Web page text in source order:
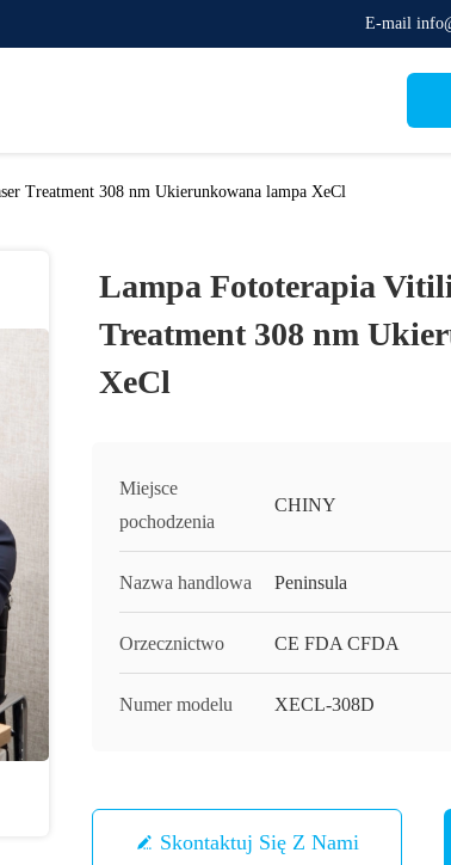
E-mail
Treatment 308 nm Ukierunkowana lampa XeCl
Lampa Fototerapia
Treatment 308 nm
XeCl
Miejsce
pochodzenia
CHINY
Nazwa handlowa Peninsula
Orzecznictwo CE FDA CFDA
Numer modelu XECL-308D
Skontaktuj Się Z Nami